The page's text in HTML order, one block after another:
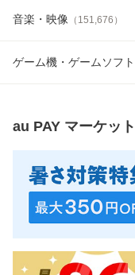
音楽・映像 （ 151,676 ）
ゲーム機・ゲームソフト
au PAY マーケット